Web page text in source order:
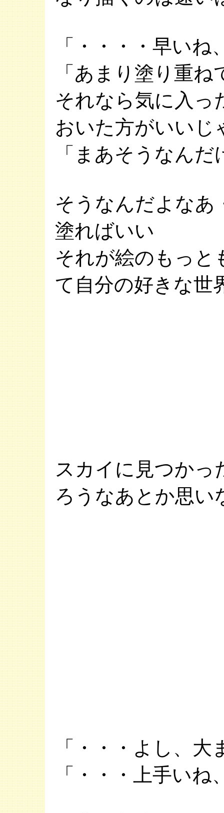
「・・・・早い
「あまり塗り重
それなら気に入っ
おいた方がいいじ
「まあそうなんだ
そうなんだよなあ
塗ればいい
それが絵のもっと
て自分の好きな世
スカイに見つかっ
ろうなあとか思い
「・・・よし、
「・・・上手いね